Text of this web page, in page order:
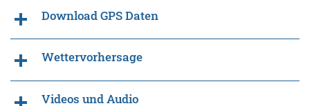
Download GPS Daten
Wettervorhersage
Videos und Audio